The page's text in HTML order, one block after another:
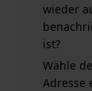
wieder
ist?
Wähle
Adresse